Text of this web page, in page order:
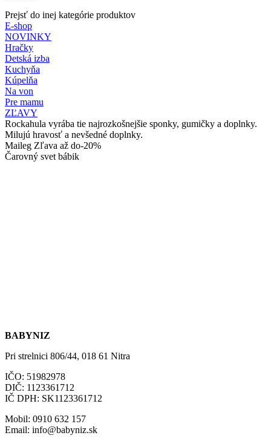
Prejsť do inej kategórie produktov
E-shop
NOVINKY
Hračky
Detská izba
Kuchyňa
Kúpelňa
Na von
Pre mamu
ZĽAVY
Rockahula vyrába tie najrozkošnejšie sponky, gumičky a doplnky.
Milujú hravosť a nevšedné doplnky.
Maileg Zľava až do-20%
Čarovný svet bábik
BABYNIZ
Pri strelnici 806/44, 018 61 Nitra
IČO: 51982978
DIČ: 1123361712
IČ DPH: SK1123361712
Mobil: 0910 632 157
Email: info@babyniz.sk